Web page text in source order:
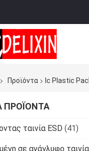
Προϊόντα Ic Plastic
ΠΡΟΪΌΝΤΑ
ταινία ESD (41)
σε ανάγλυφο ταινία